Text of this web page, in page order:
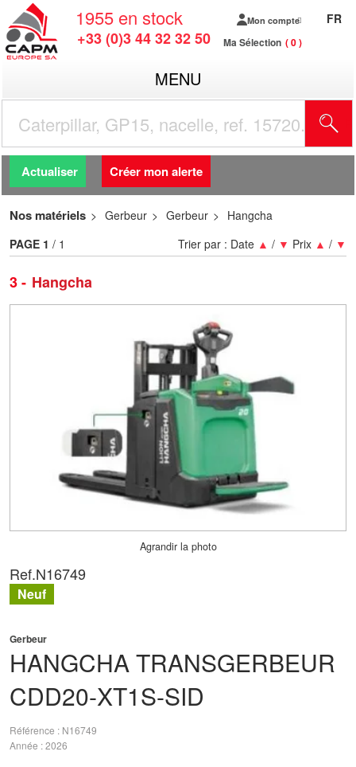
1955 en stock
+33 (0)3 44 32 32 50
Mon compte
Ma Sélection 0
FR
MENU
Actualiser Créer mon alerte
Nos matériels Gerbeur Gerbeur Hangcha
3 Hangcha
Trier par : Date ▲ / ▼ Prix ▲ / ▼
PAGE 1 / 1
Agrandir la photo
HANGCHATRANSGERBEUR
CDD20-XT1S-SID
Gerbeur
Référence
N16749
Année 2026
Ref.N16749
Neuf